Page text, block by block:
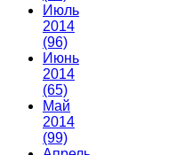
Июль
2014
(96)
Июнь
2014
(65)
Май
2014
(99)